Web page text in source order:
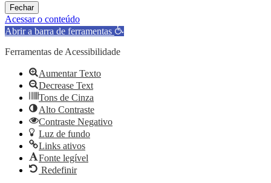
Fechar
Acessar o conteúdo
Abrir a barra de ferramentas
Ferramentas de Acessibilidade
Aumentar Texto
Decrease Text
Tons de Cinza
Alto Contraste
Contraste Negativo
Luz de fundo
Links ativos
Fonte legível
Redefinir